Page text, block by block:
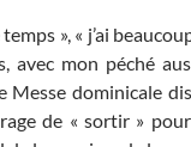
», « j’ai
mon péché
Messe dominicale
de « sortir »